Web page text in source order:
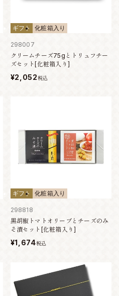
ギフト 化粧箱入り
298007
クリームチーズ75gとトリュフチー
ズセット[化粧箱入り]
¥2,052税込
ギフト 化粧箱入り
298818
黒胡椒トマトオリーブとチーズのみ
そ漬セット[化粧箱入り]
¥1,674税込